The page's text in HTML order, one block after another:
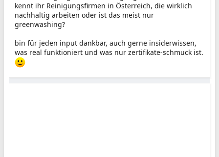
kennt ihr Reinigungsfirmen in Österreich, die wirklich
nachhaltig arbeiten oder ist das meist nur
greenwashing?
bin für jeden input dankbar, auch gerne insiderwissen,
was real funktioniert und was nur zertifikate-schmuck ist.